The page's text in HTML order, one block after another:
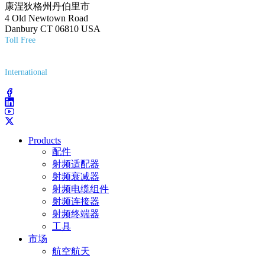
康涅狄格州丹伯里市
4 Old Newtown Road
Danbury CT 06810 USA
Toll Free
International
Products
配件
射频适配器
射频衰减器
射频电缆组件
射频连接器
射频终端器
工具
市场
航空航天